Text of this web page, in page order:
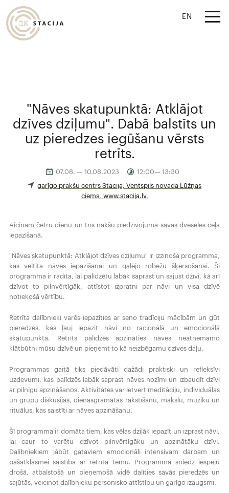
EN
"Nāves skatupunktā: Atklājot
dzīves dziļumu". Dabā balstīts un
uz pieredzes iegūšanu vērsts
retrīts.
07.08. — 10.08.2023 12:00— 13:30
garīgo prakšu centrs Stacija, Ventspils novada Lūžņas
ciems, www.stacija.lv.
Aicinām četru dienu un trīs nakšu piedzīvojumā savas dvēseles ceļa
iepazīšanā.
"Nāves skatupunktā: Atklājot dzīves dziļumu" ir izzinoša programma,
kas veltīta nāves iepazīšanai un galējo robežu šķērsošanai. Šī
programma ir radīta, lai palīdzētu labāk saprast un sajust dzīvi, kā arī
dzīvot to pilnvērtīgāk, attīstot izpratni par nāvi un visa dzīvē
notiekošā vērtību.
Retrīta dalībnieki varēs iepazīties ar seno tradīciju mācībām un gūt
pieredzes, kas ļauj iepazīt nāvi no racionālā un emocionālā
skatupunkta. Retrīts palīdzēs apzināties nāves neatņemamo
klātbūtni mūsu dzīvē un pieņemt to kā neizbēgamu dzīves daļu.
Programmas gaitā tiks piedāvāti dažādi praktiski un refleksīvi
uzdevumi, kas palīdzēs labāk saprast nāves nozīmi un izbaudīt dzīvi
ar pilnīgu apzināšanos. Aktivitātes var ietvert meditāciju, individuālas
un grupu diskusijas, dienasgrāmatas rakstīšanu, mākslu, mūziku un
rituālus, kas saistīti ar nāves apzināšanu.
Šī programma ir domāta tiem, kas vēlas dziļāk iepazīt un izprast nāvi,
lai caur to varētu dzīvot pilnvērtīgāku un apzinātāku dzīvi.
Dalībniekiem jābūt gataviem emocionāli intensīvam darbam un
pašatklāsmei saistībā ar retrīta tēmu. Programma sniedz iespēju
drošā, atbalstošā un pieņemošā vidē dalīties savās pieredzēs un
sajūtās, veicinot dalībnieku personisko attīstību un garīgo izaugsmi.